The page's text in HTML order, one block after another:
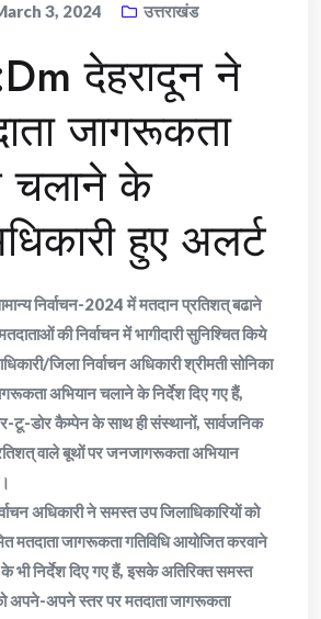
3, 2024 उत्तराखंड
देहरादून ने
जागरूकता
चलाने के
हुए अलर्ट
निर्वाचन-2024 में मतदान प्रतिशत् बढाने
की निर्वाचन में भागीदारी सुनिश्चित किये
जिला निर्वाचन अधिकारी श्रीमती सोनिका
जागरूकता अभियान चलाने के निर्देश दिए गए हैं,
डोर कैम्पेन के साथ ही संस्थानों, सार्वजनिक
वाले बूथों पर जनजागरूकता अभियान
अधिकारी ने समस्त उप जिलाधिकारियों को
मतदाता जागरूकता गतिविधि आयोजित करवाने
के भी निर्देश दिए गए हैं, इसके अतिरिक्त समस्त
को अपने-अपने स्तर पर मतदाता जागरूकता